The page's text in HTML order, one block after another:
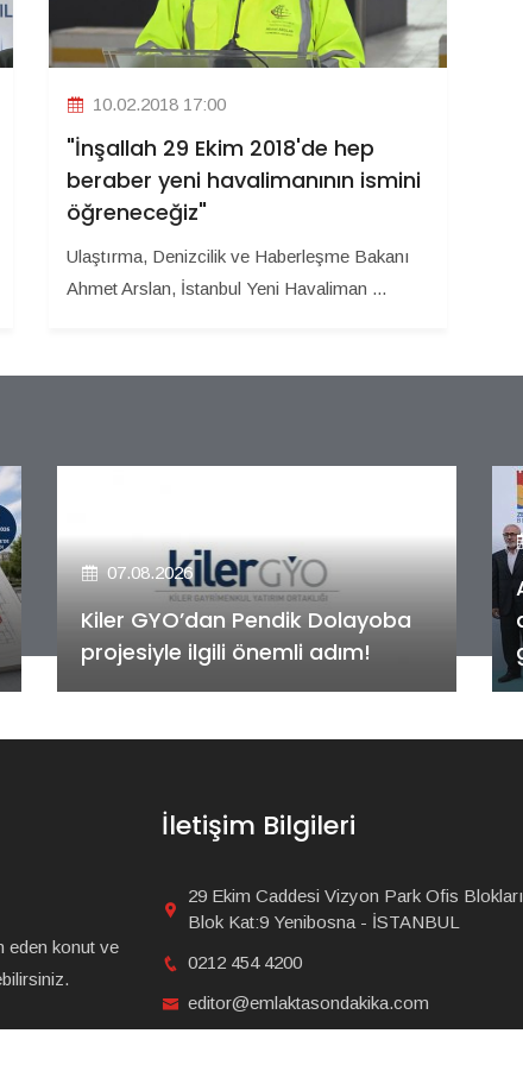
10.02.2018 17:00
"İnşallah 29 Ekim 2018'de hep
beraber yeni havalimanının ismini
öğreneceğiz"
Ulaştırma, Denizcilik ve Haberleşme Bakanı
Ahmet Arslan, İstanbul Yeni Havaliman ...
07.08.2026
Alya Merkezefendi Konutları'nın
anahtar teslim töreni
gerçekleştirildi!
eden konut ve
İletişim Bilgileri
29 Ekim Caddesi Vizyon Park Ofis
Blok Kat:9 Yenibosna - İSTANBUL
0212 454 4200
editor@emlaktasondakika.com